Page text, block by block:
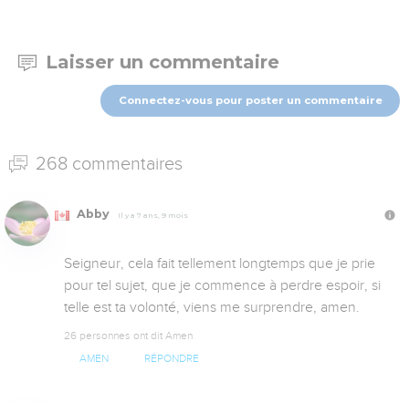
Laisser un commentaire
Connectez-vous pour poster un commentaire
268 commentaires
Abby Il y a 7 ans, 9 mois
Seigneur, cela fait tellement longtemps que je prie
pour tel sujet, que je commence à perdre espoir, si
telle est ta volonté, viens me surprendre, amen.
26 personnes ont dit Amen
AMEN RÉPONDRE